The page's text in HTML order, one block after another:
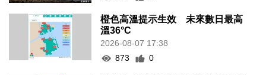
橙色高溫提示生效 未來數日最高
溫36°C
2026-08-07 17:38
873
0